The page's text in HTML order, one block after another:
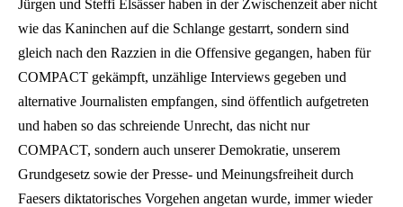
Jürgen und Steffi Elsässer haben in der Zwischenzeit aber nicht
wie das Kaninchen auf die Schlange gestarrt, sondern sind
gleich nach den Razzien in die Offensive gegangen, haben für
COMPACT gekämpft, unzählige Interviews gegeben und
alternative Journalisten empfangen, sind öffentlich aufgetreten
und haben so das schreiende Unrecht, das nicht nur
COMPACT, sondern auch unserer Demokratie, unserem
Grundgesetz sowie der Presse- und Meinungsfreiheit durch
Faesers diktatorisches Vorgehen angetan wurde, immer wieder